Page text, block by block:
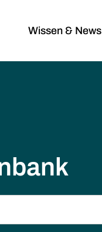
Wissen & News